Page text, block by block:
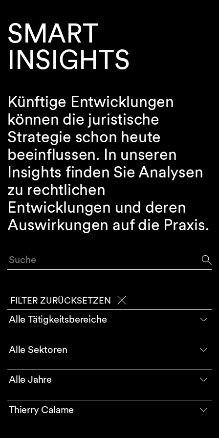
SMART
INSIGHTS
Künftige Entwicklungen
können die juristische
Strategie schon heute
beeinflussen. In unseren
Insights finden Sie Analysen
zu rechtlichen
Entwicklungen und deren
Auswirkungen auf die Praxis.
Suche
FILTER ZURÜCKSETZEN
Alle Tätigkeitsbereiche
Alle Sektoren
Alle Jahre
Thierry Calame